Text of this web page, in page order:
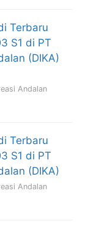
Terbaru
S1 di PT
(DIKA)
Andalan
Terbaru
S1 di PT
(DIKA)
Andalan